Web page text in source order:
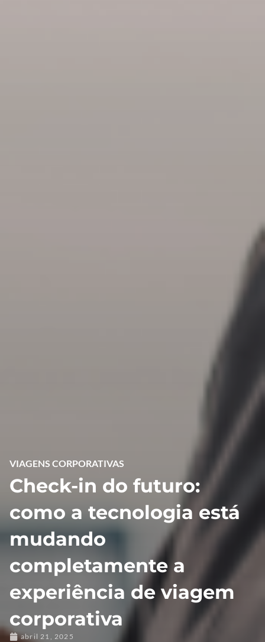
VIAGENS CORPORATIVAS
Check-in do futuro:
como a tecnologia está
mudando
completamente a
experiência de viagem
corporativa
abril 21, 2025